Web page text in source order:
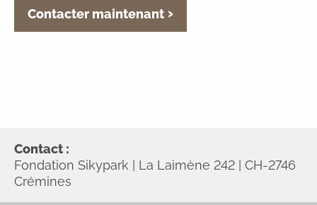
Contacter maintenant
Contact :
Fondation Sikypark | La Laimène 242 | CH-2746
Crémines